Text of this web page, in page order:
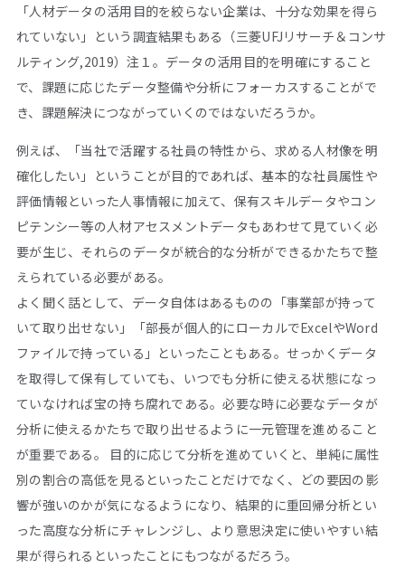
「人材データの活用目的を絞らない企業は、十分な効果を得ら
れていない」という調査結果もある（三菱UFJリサーチ＆コンサ
ルティング,2019）注１。データの活用目的を明確にすること
で、課題に応じたデータ整備や分析にフォーカスすることがで
き、課題解決につながっていくのではないだろうか。
例えば、「当社で活躍する社員の特性から、求める人材像を明
確化したい」ということが目的であれば、基本的な社員属性や
評価情報といった人事情報に加えて、保有スキルデータやコン
ピテンシー等の人材アセスメントデータもあわせて見ていく必
要が生じ、それらのデータが統合的な分析ができるかたちで整
えられている必要がある。
よく聞く話として、データ自体はあるものの「事業部が持って
いて取り出せない」「部長が個人的にローカルでExcelやWord
ファイルで持っている」といったこともある。せっかくデータ
を取得して保有していても、いつでも分析に使える状態になっ
ていなければ宝の持ち腐れである。必要な時に必要なデータが
分析に使えるかたちで取り出せるように一元管理を進めること
が重要である。 目的に応じて分析を進めていくと、単純に属性
別の割合の高低を見るといったことだけでなく、どの要因の影
響が強いのかが気になるようになり、結果的に重回帰分析とい
った高度な分析にチャレンジし、より意思決定に使いやすい結
果が得られるといったことにもつながるだろう。